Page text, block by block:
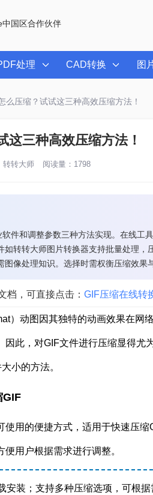
国区合作伙伴
处理 CAD转换 图
么压缩？试试这三种高效压缩方法！
这三种高效压缩方法！
转转大师 阅读量：1798
件和调整参数三种方法实现。在线工
如转转大师图片转换器支持批量处理，
像处理知识。选择时需权衡压缩效果
档，可直接点击： GIF压缩在线转
）动图因其独特的动画效果在网
因此，对GIF文件进行压缩显得尤
小的方法。
GIF
使用的便捷方式，适用于快速压
用户根据需求进行调整。
安装；支持多种压缩选项，可根据